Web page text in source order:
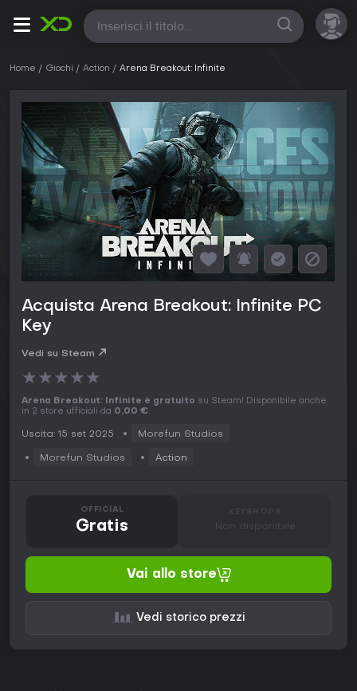
Tutte
Home Giochi Action Arena Breakout: Infinite
Acquista Arena Breakout: Infinite PC
Key
Vedi su Steam
★★★★★
Arena Breakout: Infinite è gratuito su Steam! Disponibile anche
in 2 store ufficiali da 0,00 €.
Uscita: 15 set 2025 Morefun Studios
Morefun Studios Action
OFFICIAL
Gratis Non disponibile
Vai allo store
Vedi storico prezzi